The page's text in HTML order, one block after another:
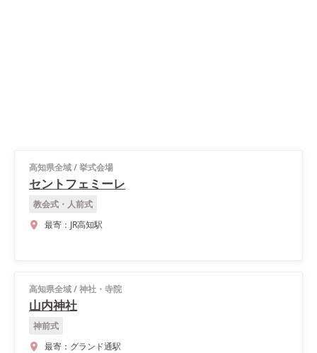
高知県全域/挙式会場
セントフェミーレ
教会式・人前式
最寄： JR高知駅
高知県全域/神社・寺院
山内神社
神前式
最寄： グランド通駅